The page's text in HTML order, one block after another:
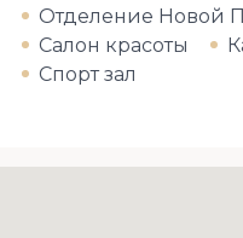
Отделение Новой
Салон красоты
Спорт зал